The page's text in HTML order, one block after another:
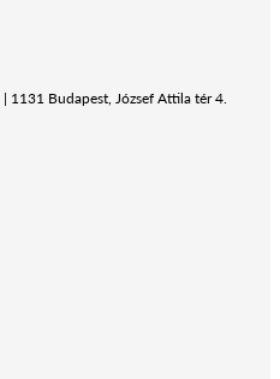
Budapest, József Attila tér 4.